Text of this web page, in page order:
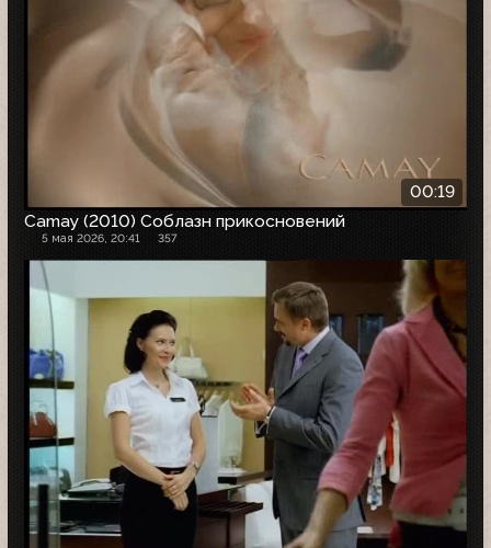
00:19
Camay (2010) Соблазн прикосновений
5 мая 2026, 20:41 357